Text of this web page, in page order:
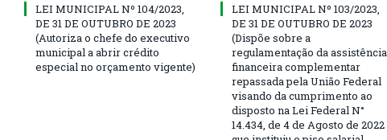
LEI MUNICIPAL Nº 104/2023,
DE 31 DE OUTUBRO DE 2023
(Autoriza o chefe do executivo
municipal a abrir crédito
especial no orçamento vigente)
LEI MUNICIPAL Nº 103/2023,
DE 31 DE OUTUBRO DE 2023
(Dispõe sobre a
regulamentação da assistência
financeira complementar
repassada pela União Federal
visando da cumprimento ao
disposto na Lei Federal N°
14.434, de 4 de Agosto de 2022